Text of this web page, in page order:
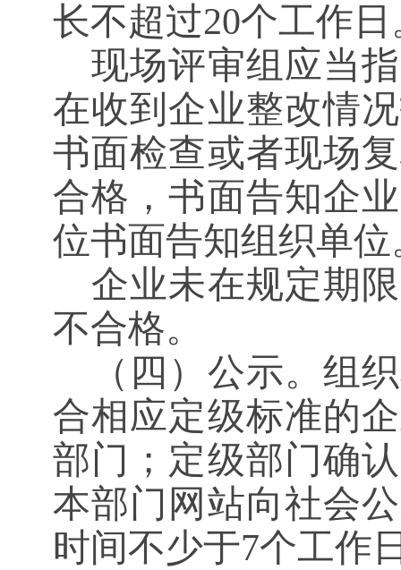
长不超过20个工作日
现场评审组应当
在收到企业整改情
书面检查或者现场
合格，书面告知企
位书面告知组织单位
企业未在规定期
不合格。
（四）公示。组
合相应定级标准的
部门；定级部门确
本部门网站向社会
时间不少于7个工作